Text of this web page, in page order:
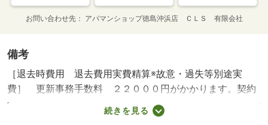
お問い合わせ先 アパマンショップ徳島沖浜店 ＣＬＳ 有限会社
備考
［退去時費用 退去費用実費精算※故意・過失等別途実
費］ 更新事務手数料 ２２０００円がかかります。契約
時にクリーニング費７００００円、鍵セット費３３００円
（税込）が必要となります。駐車場貸主インボイス登録な
続きを見る